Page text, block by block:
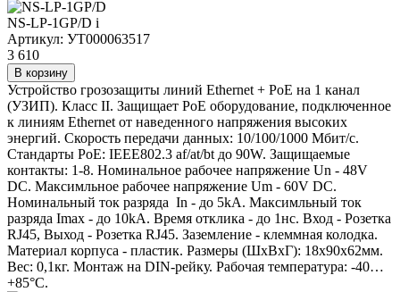
NS-LP-1GP/D i
Артикул: УТ000063517
3 610
В корзину
Устройство грозозащиты линий Ethernet + PoE на 1 канал
(УЗИП). Класс II. Защищает PoE оборудование, подключенное
к линиям Ethernet от наведенного напряжения высоких
энергий. Скорость передачи данных: 10/100/1000 Мбит/c.
Стандарты PoE: IEEE802.3 af/at/bt до 90W. Защищаемые
контакты: 1-8. Номинальное рабочее напряжение Un - 48V
DC. Максимльное рабочее напряжение Um - 60V DC.
Номинальный ток разряда In - до 5kA. Максимльный ток
разряда Imax - до 10kA. Время отклика - до 1нс. Вход - Розетка
RJ45, Выход - Розетка RJ45. Заземление - клеммная колодка.
Материал корпуса - пластик. Размеры (ШxВxГ): 18x90x62мм.
Вес: 0,1кг. Монтаж на DIN-рейку. Рабочая температура: -40…
+85°С.